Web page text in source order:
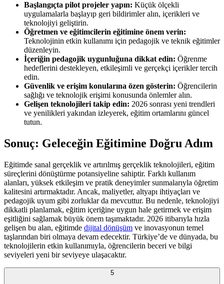
Başlangıçta pilot projeler yapın: Küçük ölçekli
uygulamalarla başlayıp geri bildirimler alın, içerikleri ve
teknolojiyi geliştirin.
Öğretmen ve eğitimcilerin eğitimine önem verin:
Teknolojinin etkin kullanımı için pedagojik ve teknik eğitimler
düzenleyin.
İçeriğin pedagojik uygunluğuna dikkat edin: Öğrenme
hedeflerini destekleyen, etkileşimli ve gerçekçi içerikler tercih
edin.
Güvenlik ve erişim konularına özen gösterin: Öğrencilerin
sağlığı ve teknolojik erişimi konusunda önlemler alın.
Gelişen teknolojileri takip edin: 2026 sonrası yeni trendleri
ve yenilikleri yakından izleyerek, eğitim ortamlarını güncel
tutun.
Sonuç: Geleceğin Eğitimine Doğru Adım
Eğitimde sanal gerçeklik ve artırılmış gerçeklik teknolojileri, eğitim
süreçlerini dönüştürme potansiyeline sahiptir. Farklı kullanım
alanları, yüksek etkileşim ve pratik deneyimler sunmalarıyla öğretim
kalitesini artırmaktadır. Ancak, maliyetler, altyapı ihtiyaçları ve
pedagojik uyum gibi zorluklar da mevcuttur. Bu nedenle, teknolojiyi
dikkatli planlamak, eğitim içeriğine uygun hale getirmek ve erişim
eşitliğini sağlamak büyük önem taşımaktadır. 2026 itibarıyla hızla
gelişen bu alan, eğitimde dijital dönüşüm ve inovasyonun temel
taşlarından biri olmaya devam edecektir. Türkiye’de ve dünyada, bu
teknolojilerin etkin kullanımıyla, öğrencilerin beceri ve bilgi
seviyeleri yeni bir seviyeye ulaşacaktır.
5